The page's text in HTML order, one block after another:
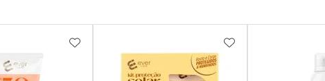
FAVORITOSADICIONAR AOS FAVORITOSADICIONAR AOS